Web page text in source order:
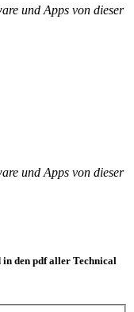
und Apps von dieser
und Apps von dieser
in den pdf aller Technical